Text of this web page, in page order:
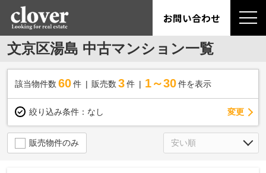
お問い合わせ
文京区湯島 中古マンション一覧
該当物件数 60件 販売数 3 件 1～30 件を表示
絞り込み条件： なし 変更
販売物件のみ